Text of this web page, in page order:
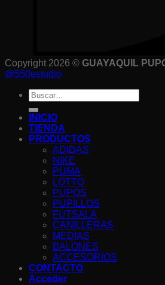
Copyright 2026 © GUAYAQUIL
@550estudio
Buscar
por:
INICIO
TIENDA
PRODUCTOS
ADIDAS
NIKE
PUMA
LOTTO
PUPOS
PUPILLOS
FUTSALA
CANILLERAS
MEDIAS
BALONES
ACCESORIOS
CONTACTO
Acceder